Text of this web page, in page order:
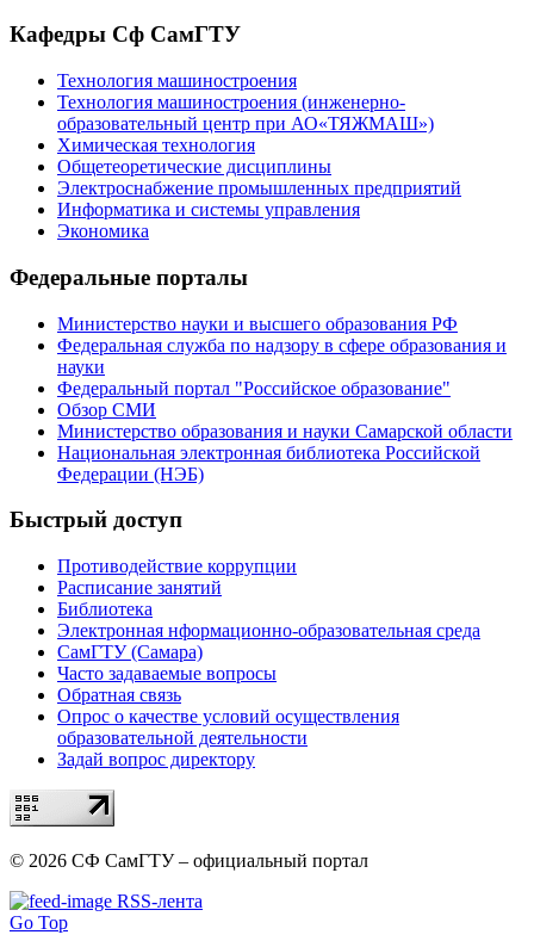
Кафедры Сф СамГТУ
Технология машиностроения
Технология машиностроения (инженерно-
образовательный центр при АО«ТЯЖМАШ»)
Химическая технология
Общетеоретические дисциплины
Электроснабжение промышленных предприятий
Информатика и системы управления
Экономика
Федеральные порталы
Министерство науки и высшего образования РФ
Федеральная служба по надзору в сфере образования и
науки
Федеральный портал "Российское образование"
Обзор СМИ
Министерство образования и науки Самарской области
Национальная электронная библиотека Российской
Федерации (НЭБ)
Быстрый доступ
Противодействие коррупции
Расписание занятий
Библиотека
Электронная нформационно-образовательная среда
СамГТУ (Самара)
Часто задаваемые вопросы
Обратная связь
Опрос о качестве условий осуществления
образовательной деятельности
Задай вопрос директору
© 2026 СФ СамГТУ – официальный портал
RSS-лента
Go Top